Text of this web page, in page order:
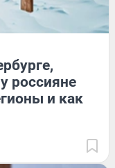
россияне
и как